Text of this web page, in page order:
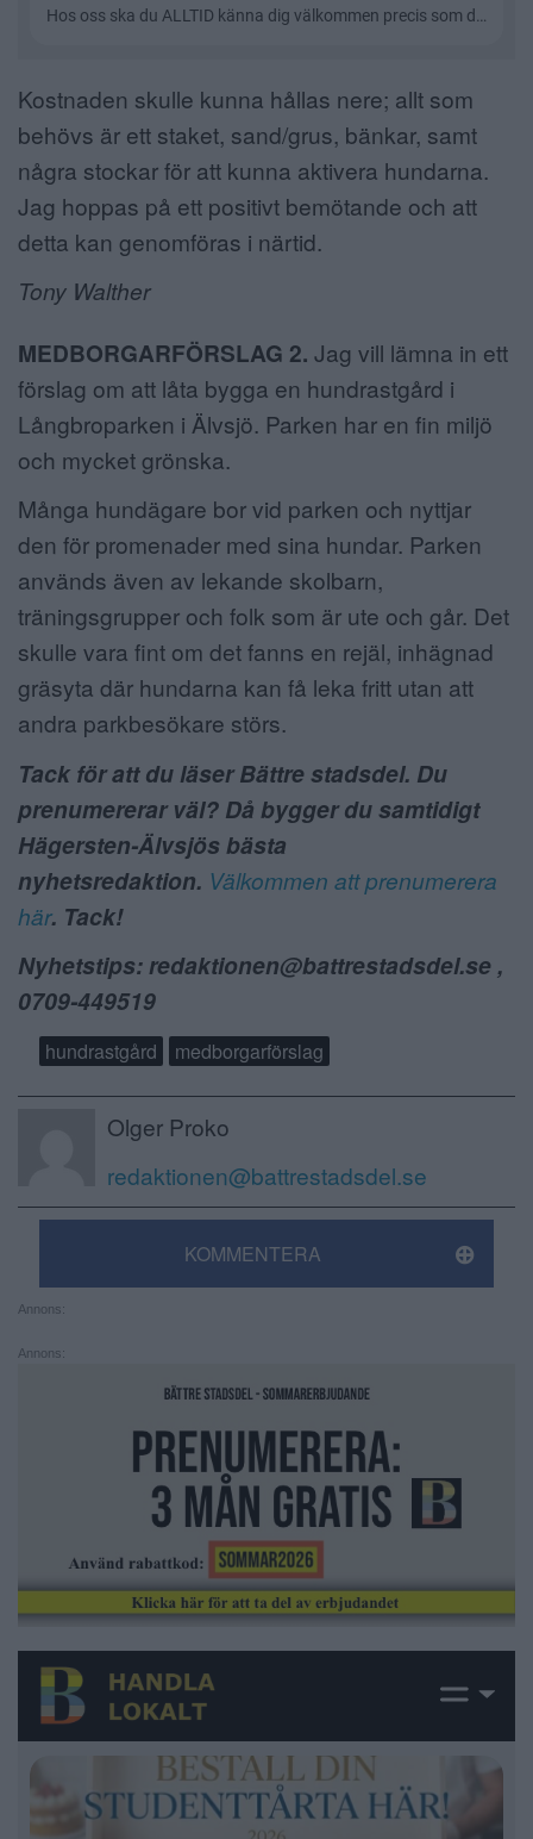
Kostnaden skulle kunna hållas nere; allt som
behövs är ett staket, sand/grus, bänkar, samt
några stockar för att kunna aktivera hundarna.
Jag hoppas på ett positivt bemötande och att
detta kan genomföras i närtid.
Tony Walther
MEDBORGARFÖRSLAG 2. Jag vill lämna in ett
förslag om att låta bygga en hundrastgård i
Långbroparken i Älvsjö. Parken har en fin miljö
och mycket grönska.
Många hundägare bor vid parken och nyttjar
den för promenader med sina hundar. Parken
används även av lekande skolbarn,
träningsgrupper och folk som är ute och går. Det
skulle vara fint om det fanns en rejäl, inhägnad
gräsyta där hundarna kan få leka fritt utan att
andra parkbesökare störs.
Tack för att du läser Bättre stadsdel. Du
prenumererar väl? Då bygger du samtidigt
Hägersten-Älvsjös bästa
nyhetsredaktion. Välkommen att prenumerera
här. Tack!
Nyhetstips: redaktionen@battrestadsdel.se ,
0709-449519
hundrastgård medborgarförslag
Olger Proko
redaktionen@battrestadsdel.se
KOMMENTERA
Annons:
Annons: